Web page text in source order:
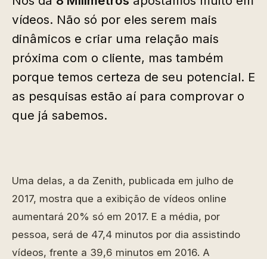
vídeos. Não só por eles serem mais
dinâmicos e criar uma relação mais
próxima com o cliente, mas também
porque temos certeza de seu potencial. E
as pesquisas estão aí para comprovar o
que já sabemos.
Uma delas, a da Zenith, publicada em julho de
2017, mostra que a exibição de vídeos online
aumentará 20% só em 2017. E a média, por
pessoa, será de 47,4 minutos por dia assistindo
vídeos, frente a 39,6 minutos em 2016. A